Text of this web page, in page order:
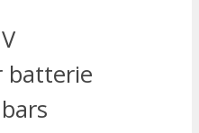
batterie